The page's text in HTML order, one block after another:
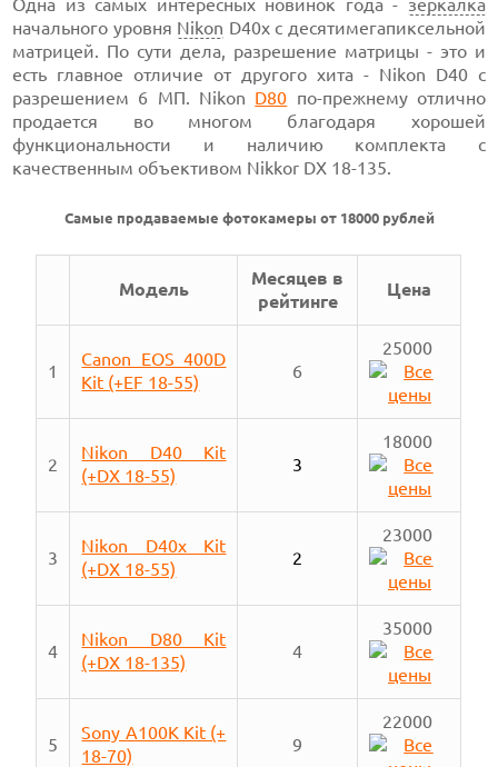
Одна из самых интересных новинок года - зеркалка
начального уровня Nikon D40x с десятимегапиксельной
матрицей. По сути дела, разрешение матрицы - это и
есть главное отличие от другого хита - Nikon D40 с
разрешением 6 МП. Nikon D80 по-прежнему отлично
продается во многом благодаря хорошей
функциональности и наличию комплекта с
качественным объективом Nikkor DX 18-135.
Самые продаваемые фотокамеры от 18000 рублей
Модель
Месяцев в
рейтинге
Цена
1
Canon EOS 400D
Kit (+EF 18-55)
6
25000
2
Nikon D40 Kit
(+DX 18-55)
3
18000
3
Nikon D40x Kit
(+DX 18-55)
2
23000
4
Nikon D80 Kit
(+DX 18-135)
4
35000
5
Sony A100K Kit (+
18-70)
9
22000